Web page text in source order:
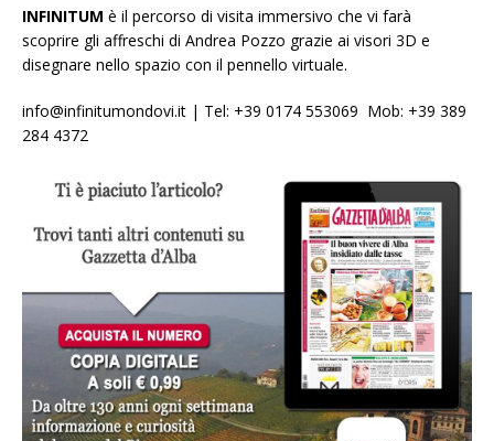
INFINITUM è il percorso di visita immersivo che vi farà
scoprire gli affreschi di Andrea Pozzo grazie ai visori 3D e
disegnare nello spazio con il pennello virtuale.
info@infinitumondovi.it | Tel: +39 0174 553069 Mob: +39 389
284 4372